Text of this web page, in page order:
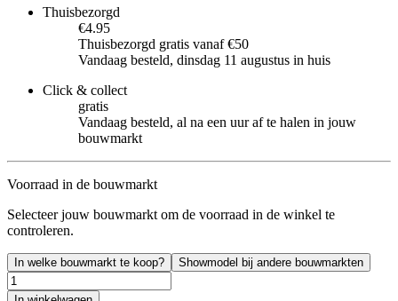
Thuisbezorgd
€4.95
Thuisbezorgd gratis vanaf €50
Vandaag besteld, dinsdag 11 augustus in huis
Click & collect
gratis
Vandaag besteld, al na een uur af te halen in jouw
bouwmarkt
Voorraad in de bouwmarkt
Selecteer jouw bouwmarkt om de voorraad in de winkel te
controleren.
In welke bouwmarkt te koop? Showmodel bij andere bouwmarkten